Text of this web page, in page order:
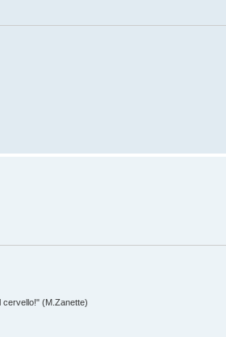
cervello!" (M.Zanette)